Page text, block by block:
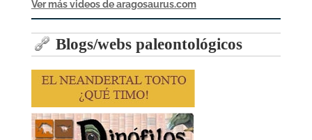
Ver más videos de aragosaurus.com
Blogs/webs paleontológicos